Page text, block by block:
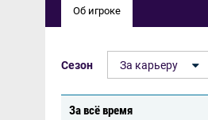
Об игроке
Сезон За карьеру
За всё время